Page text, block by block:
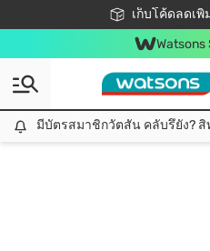
เก็บโค้ดลดเ
ชอปออนไลน์ครั้งแร
📦ส่งฟรี!
สมาชิกวัตสั
Watsons
มีบัตรสมาชิกวัตสัน คลับรึยัง?